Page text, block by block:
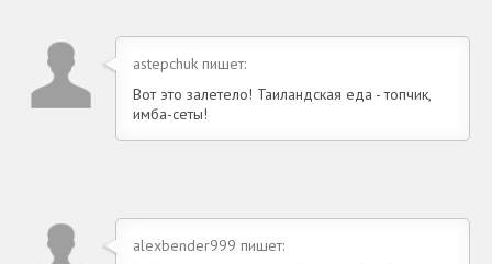
astepchuk пишет:
Вот это залетело! Таиландская еда - топчик,
имба-сеты!
alexbender999 пишет: